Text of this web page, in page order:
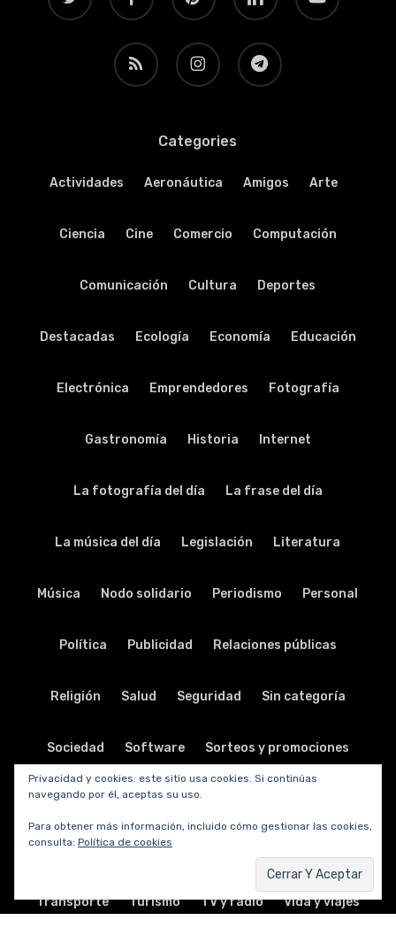
RSS instagram telegram
Categories
Actividades Aeronáutica Amigos Arte
Ciencia Cine Comercio Computación
Comunicación Cultura Deportes
Destacadas Ecología Economía Educación
Electrónica Emprendedores Fotografía
Gastronomía Historia Internet
La fotografía del día La frase del día
La música del día Legislación Literatura
Música Nodo solidario Periodismo Personal
Política Publicidad Relaciones públicas
Religión Salud Seguridad Sin categoría
Sociedad Software Sorteos y promociones
Tabletas Teatro
Telecomunicaciones
Transporte Turismo TV y radio Vida y viajes
Privacidad y cookies: este sitio usa cookies. Si continúas
navegando por él, aceptas su uso.
Para obtener más información, incluido cómo gestionar las cookies,
consulta: Política de cookies